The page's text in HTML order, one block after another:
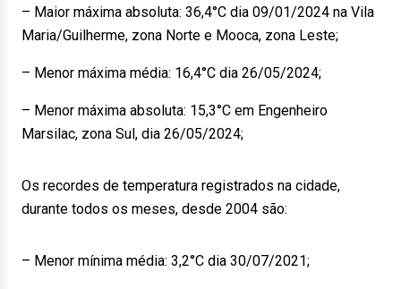
– Maior máxima absoluta: 36,4°C dia 09/01/2024 na Vila
Maria/Guilherme, zona Norte e Mooca, zona Leste;
– Menor máxima média: 16,4°C dia 26/05/2024;
– Menor máxima absoluta: 15,3°C em Engenheiro
Marsilac, zona Sul, dia 26/05/2024;
Os recordes de temperatura registrados na cidade,
durante todos os meses, desde 2004 são:
– Menor mínima média: 3,2°C dia 30/07/2021;